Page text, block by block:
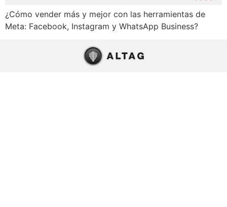
¿Cómo vender más y mejor con las herramientas de
Meta: Facebook, Instagram y WhatsApp Business?